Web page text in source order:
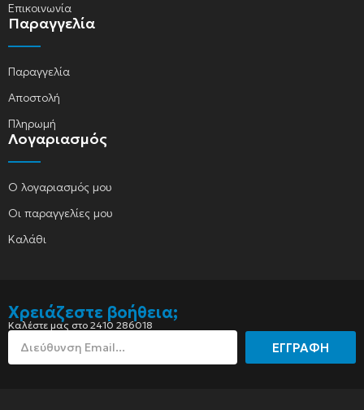
Επικοινωνία
Παραγγελία
Παραγγελία
Αποστολή
Πληρωμή
Λογαριασμός
Ο λογαριασμός μου
Οι παραγγελίες μου
Καλάθι
Χρειάζεστε βοήθεια;
Καλέστε μας στο 2410 286018
ΕΓΓΡΑΦΗ